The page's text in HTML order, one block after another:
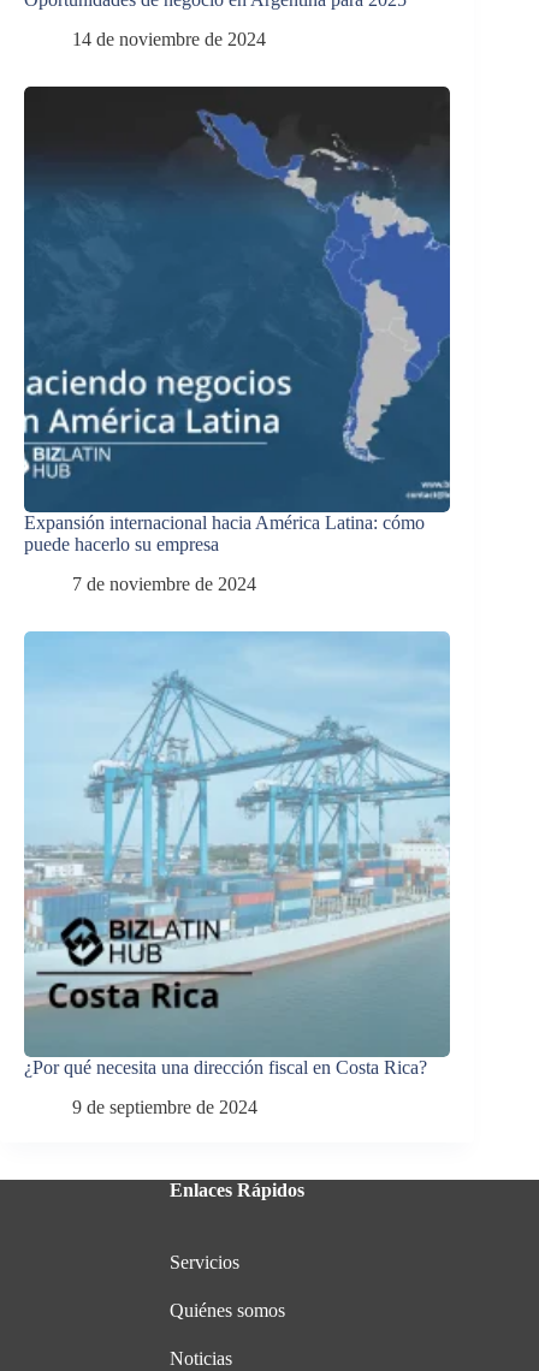
14 de noviembre de 2024
Expansión internacional hacia América Latina: cómo
puede hacerlo su empresa
7 de noviembre de 2024
¿Por qué necesita una dirección fiscal en Costa Rica?
9 de septiembre de 2024
Enlaces Rápidos
Servicios
Quiénes somos
Noticias